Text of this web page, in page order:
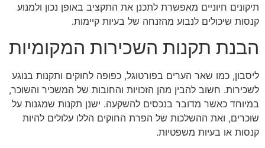
תיקונים חיוניים מאפשרת לתכנן את התקציב באופן נכון ולמנוע
קנסות שיכולים לנבוע מהזנחה של בעיות קיימות.
הבנת תקנות השכירות המקומיות
ליסבון, כמו שאר הערים בפורטוגל, כפופה לחוקים ותקנות בנוגע
לשכירות. חשוב להבין מהן הזכויות והחובות של המשכיר והשוכר,
במיוחד כאשר מדובר בנכסים להשקעה. ישנן תקנות שמגנות על
שוכרים, ואת ההשלכות של הפרת החוקים הללו עלולים להיות
קנסות או בעיות משפטיות.